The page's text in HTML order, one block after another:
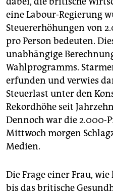
eine Labour-Regierung
Steuererhöhungen von
pro Person bedeuten.
unabhängige
Wahlprogramms.
erfunden und verwies
Steuerlast unter den
Rekordhöhe seit
Dennoch war die 2.000-
Mittwoch morgen
Medien.
Die Frage einer Frau,
bis das britische